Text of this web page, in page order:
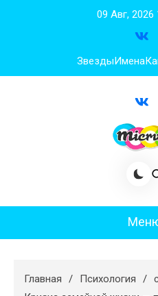
09 Авг, 2026
ЗвездыИмена
Худеем
Главная Психология